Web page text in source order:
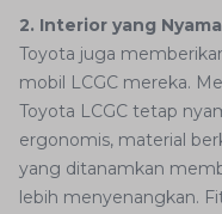
2. Interior yang
Toyota juga
mobil LCGC mereka.
Toyota LCGC tetap
ergonomis, material
yang ditanamkan
lebih menyenangkan.